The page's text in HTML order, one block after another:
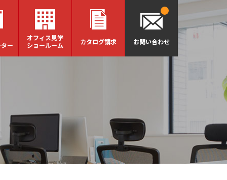
ー
オフィス見学
ショールーム
カタログ請求 お問い合わせ